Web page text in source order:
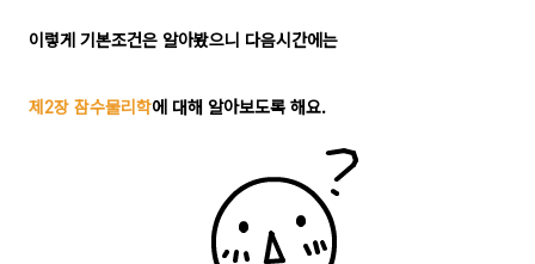
이렇게 기본조건은 알아봤으니 다음시간에는
제2장 잠수물리학에 대해 알아보도록 해요.